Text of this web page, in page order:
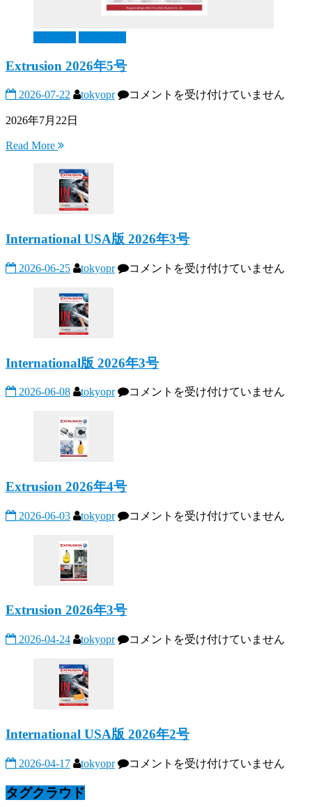
Extrusion 2026年5号
2026-07-22 tokyopr
Extrusion
コメントを受け付けていません
2026年7月22日
Read More
International USA版 2026年3号
2026-06-25 tokyopr
International
は
コメントを受け付けていません
International版 2026年3号
2026-06-08 tokyopr
International
コメントを受け付けていません
Extrusion 2026年4号
2026-06-03 tokyopr
Extrusion
コメントを受け付けていません
Extrusion 2026年3号
2026-04-24 tokyopr
Extrusion
コメントを受け付けていません
International USA版 2026年2号
2026-04-17 tokyopr
International
コメントを受け付けていません
タグクラウド